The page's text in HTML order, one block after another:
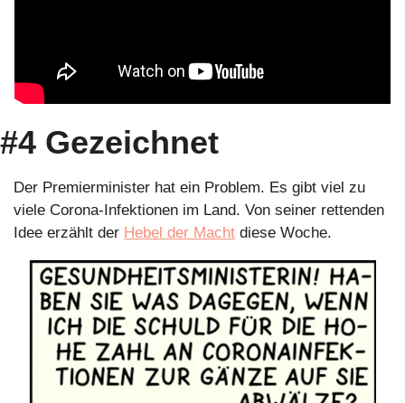
#4 Gezeichnet
Der Premierminister hat ein Problem. Es gibt viel zu
viele Corona-Infektionen im Land. Von seiner rettenden
Idee erzählt der Hebel der Macht diese Woche.